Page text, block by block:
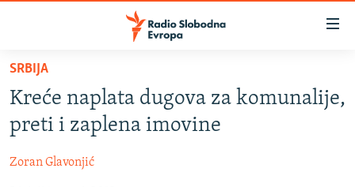
Pređite
glavni
sadržaj
Pređite
na
BOSNA I HERCEGOVINA
SRBIJA
KOSOVO
SRBIJA
Kreće naplata dugova za komunalije,
preti i zaplena imovine
Zoran Glavonjić